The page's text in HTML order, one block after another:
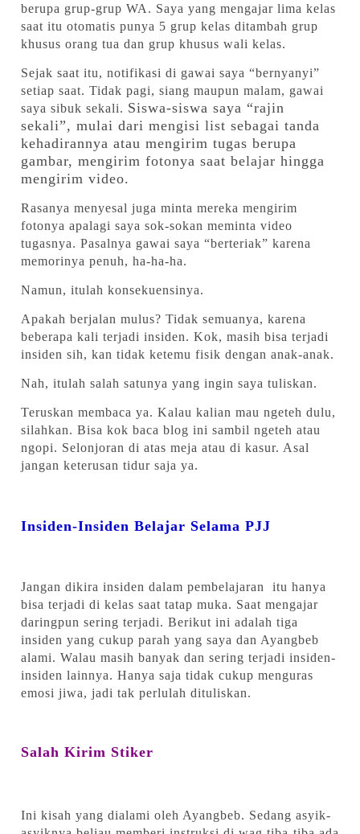
berupa grup-grup WA. Saya yang mengajar lima kelas
saat itu otomatis punya 5 grup kelas ditambah grup
khusus orang tua dan grup khusus wali kelas.
Sejak saat itu, notifikasi di gawai saya “bernyanyi”
setiap saat. Tidak pagi, siang maupun malam, gawai
saya sibuk sekali. Siswa-siswa saya “rajin
sekali”, mulai dari mengisi list sebagai tanda
kehadirannya atau mengirim tugas berupa
gambar, mengirim fotonya saat belajar hingga
mengirim video.
Rasanya menyesal juga minta mereka mengirim
fotonya apalagi saya sok-sokan meminta video
tugasnya. Pasalnya gawai saya “berteriak” karena
memorinya penuh, ha-ha-ha.
Namun, itulah konsekuensinya.
Apakah berjalan mulus? Tidak semuanya, karena
beberapa kali terjadi insiden. Kok, masih bisa terjadi
insiden sih, kan tidak ketemu fisik dengan anak-anak.
Nah, itulah salah satunya yang ingin saya tuliskan.
Teruskan membaca ya. Kalau kalian mau ngeteh dulu,
silahkan. Bisa kok baca blog ini sambil ngeteh atau
ngopi. Selonjoran di atas meja atau di kasur. Asal
jangan keterusan tidur saja ya.
Insiden-Insiden Belajar Selama PJJ
Jangan dikira insiden dalam pembelajaran itu hanya
bisa terjadi di kelas saat tatap muka. Saat mengajar
daringpun sering terjadi. Berikut ini adalah tiga
insiden yang cukup parah yang saya dan Ayangbeb
alami. Walau masih banyak dan sering terjadi insiden-
insiden lainnya. Hanya saja tidak cukup menguras
emosi jiwa, jadi tak perlulah dituliskan.
Salah Kirim Stiker
Ini kisah yang dialami oleh Ayangbeb. Sedang asyik-